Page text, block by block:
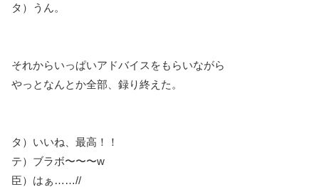
タ）うん。
それからいっぱいアドバイスをもらいながら
やっとなんとか全部、録り終えた。
タ）いいね、最高！！
テ）ブラボ〜〜〜w
臣）はぁ……//